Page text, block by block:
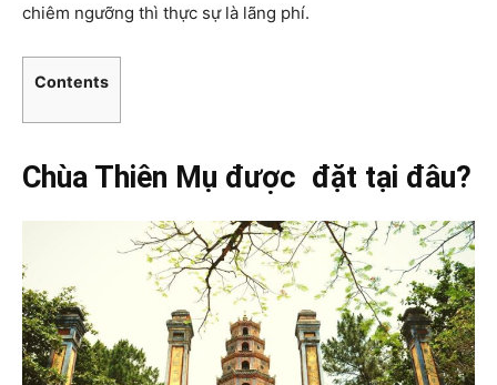
chiêm ngưỡng thì thực sự là lãng phí.
Contents
Chùa Thiên Mụ được đặt tại đâu?